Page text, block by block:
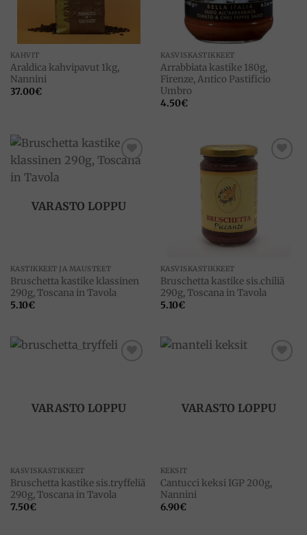
KAHVIT
Araldica kahvipavut 1kg,
Nannini
37.00€
KASVISKASTIKKEET
Arrabbiata kastike 180g,
Firenze, Antico Pastificio
Umbro
4.50€
VARASTO LOPPU
KASTIKKEET JA MAUSTEET
Bruschetta kastike klassinen
290g, Toscana in Tavola
5.10€
KASVISKASTIKKEET
Bruschetta kastike sis.chiliä
290g, Toscana in Tavola
5.10€
VARASTO LOPPU
KASVISKASTIKKEET
Bruschetta kastike sis.tryffeliä
290g, Toscana in Tavola
7.50€
VARASTO LOPPU
KEKSIT
Cantucci keksi IGP 200g,
Nannini
6.90€